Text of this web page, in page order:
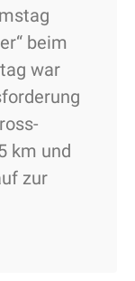
beim
war
km und
zur